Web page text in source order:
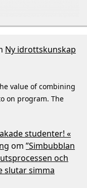
Ny idrottskunskap
value of combining
on program. The
studenter! «
om ”Simbubblan
och
slutar simma